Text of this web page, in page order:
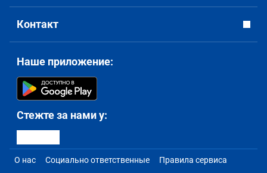
Контакт
Наше приложение:
Стежте за нами у:
О нас Социально ответственные Правила сервиса